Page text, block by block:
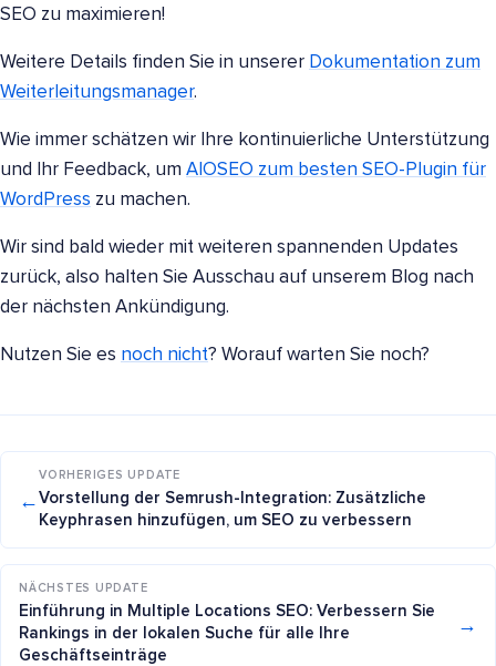
SEO zu maximieren!
Weitere Details finden Sie in unserer Dokumentation zum
Weiterleitungsmanager.
Wie immer schätzen wir Ihre kontinuierliche Unterstützung
und Ihr Feedback, um AlOSEO zum besten SEO-Plugin für
WordPress zu machen.
Wir sind bald wieder mit weiteren spannenden Updates
zurück, also halten Sie Ausschau auf unserem Blog nach
der nächsten Ankündigung.
Nutzen Sie es noch nicht? Worauf warten Sie noch?
←
VORHERIGES UPDATE
Vorstellung der Semrush-Integration: Zusätzliche
Keyphrasen hinzufügen, um SEO zu verbessern
NÄCHSTES UPDATE
Einführung in Multiple Locations SEO: Verbessern Sie
Rankings in der lokalen Suche für alle Ihre
Geschäftseinträge
→